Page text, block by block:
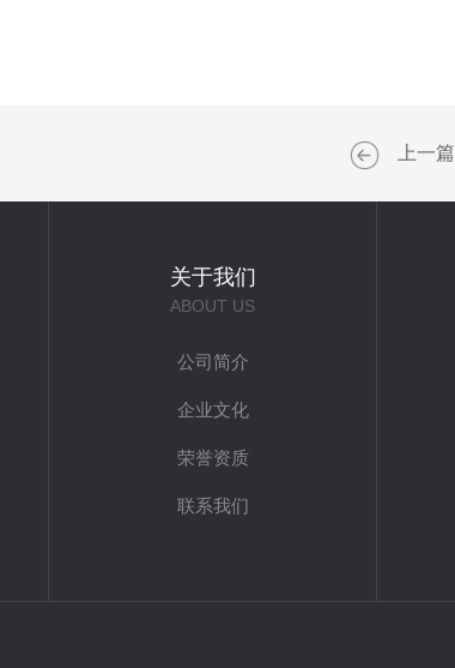
上一篇
关于我们
ABOUT US
公司简介
企业文化
荣誉资质
联系我们